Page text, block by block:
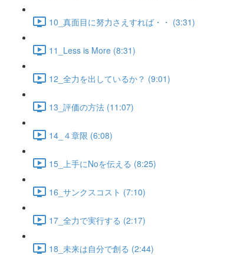
10_真面目に努力さえすれば・・ (3:31)
11_Less is More (8:31)
12_全力を出しているか？ (9:01)
13_評価の方法 (11:07)
14_４章限 (6:08)
15_上手にNoを伝える (8:25)
16_サンクスコスト (7:10)
17_全力で実行する (2:17)
18_未来は自分で創る (2:44)